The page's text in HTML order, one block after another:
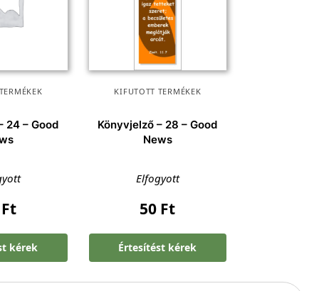
24 – Good
Ft
kérek
KIFUTOTT TERMÉKEK
Könyvjelző – 28 – Good
News
Elfogyott
50 Ft
Értesítést kérek